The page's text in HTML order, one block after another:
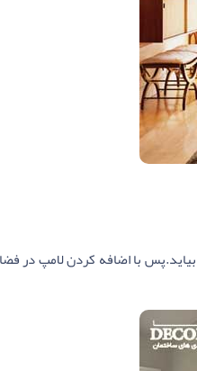
با اضافه کردن لامپ در